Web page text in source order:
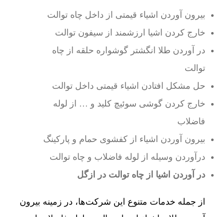
بیرون آوردن اشیاء قیمتی از داخل چاه توالت
خارج کردن اشیا ارزشمند از سیفون توالت
در آوردن طلا انگشتر گوشواره حلقه از چاه
توالت
حل مشکل افتادن اشیاء قیمتی داخل توالت
خارج کردن گوشی سوئیچ کلید و … از لوله
فاضلاب
بیرون آوردن اشیاء از کفشوی حمام و پارکینگ
درآوردن وسیله از لوله فاضلاب و چاه توالت
در آوردن اشیا از چاه توالت در ازگل
از جمله خدمات متنوع این شرکت‌ها، در زمینه بیرون